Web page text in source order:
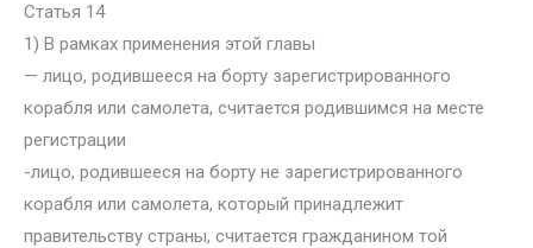
Статья 14
1) В рамках применения этой главы
— лицо, родившееся на борту зарегистрированного
корабля или самолета, считается родившимся на месте
регистрации
-лицо, родившееся на борту не зарегистрированного
корабля или самолета, который принадлежит
правительству страны, считается гражданином той